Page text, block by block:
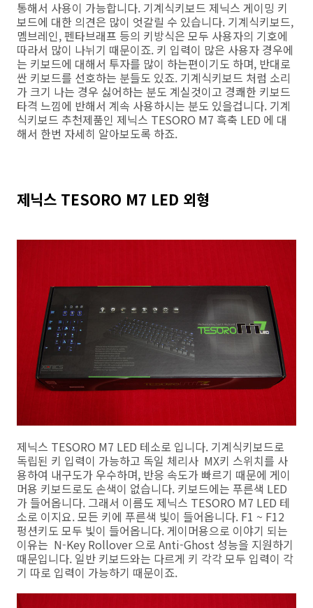
통해서 사용이 가능합니다. 기계식키보드 제닉스 게이밍 키
보드에 대한 의견은 많이 엇갈릴 수 있습니다. 기계식키보드,
멤브레인, 펜타브래프 등의 키방식은 모두 사용자의 기호에
따라서 많이 나뉘기 때문이죠. 키 입력이 많은 사용자 경우에
는 키보드에 대해서 투자를 많이 하는편이기도 하며, 반대로
싼 키보드를 선호하는 분들도 있죠. 기계식키보드 처럼 소리
가 크기 나는 경우 싫어하는 분도 계실것이고 경쾌한 키보드
타격 느낌에 반해서 계속 사용하시는 분도 있을겁니다. 기계
식키보드 추천제품인 제닉스 TESORO M7 흑축 LED 에 대
해서 한번 자세히 알아보도록 하죠.
제닉스 TESORO M7 LED 외형
제닉스 TESORO M7 LED 테소로 입니다. 기계식키보드로
독립된 키 입력이 가능하고 독일 체리사 MX키 스위치를 사
용하여 내구도가 우수하며, 반응 속도가 빠르기 때문에 게이
머용 키보드로도 손색이 없습니다. 키보드에는 푸른색 LED
가 들어옵니다. 그래서 이름도 제닉스 TESORO M7 LED 테
소로 이지요. 모든 키에 푸른색 빛이 들어옵니다. F1 ~ F12
펑션키도 모두 빛이 들어옵니다. 게이머용으로 이야기 되는
이유는 N-Key Rollover 으로 Anti-Ghost 성능을 지원하기
때문입니다. 일반 키보드와는 다르게 키 각각 모두 입력이 각
기 따로 입력이 가능하기 때문이죠.